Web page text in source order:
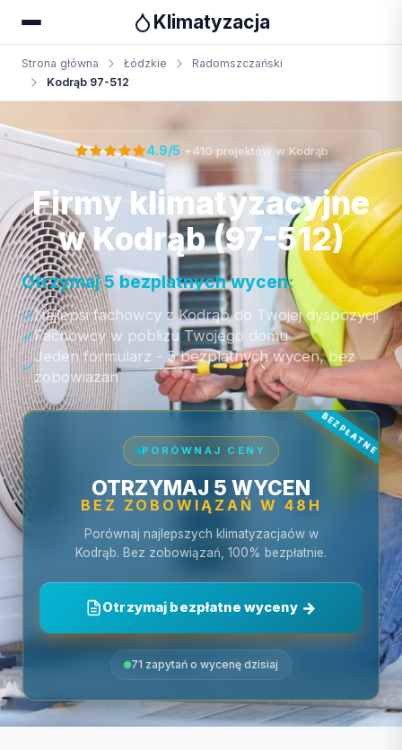
Klimatyzacja
Strona główna Łódzkie
Radomszczański
Kodrąb 97-512
Otrzymaj bezpłatną wycenę
4.9/5 +410 projektów w Kodrąb
Firmy klimatyzacyjne
w Kodrąb (97-512)
Otrzymaj 5 bezplatnych wycen:
Najlepsi fachowcy z Kodrąb do Twojej dyspozycji
Fachowcy w poblizu Twojego domu
Jeden formularz - 5 bezplatnych wycen, bez
zobowiazan
PORÓWNAJ CENY
OTRZYMAJ 5 WYCEN
BEZ ZOBOWIĄZAŃ W 48H
Porównaj najlepszych klimatyzacjaów w
Kodrąb. Bez zobowiązań, 100% bezpłatnie.
Otrzymaj bezpłatne wyceny
71 zapytań o wycenę dzisiaj